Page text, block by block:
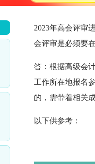
2023年高会评审
会评审是必须要
答：根据高级会
工作所在地报名
的，需带着相关
以下供参考：